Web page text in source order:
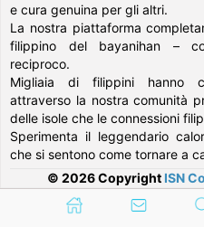
e cura genuina per gli altri.
La nostra piattaforma
filippino del bayanihan –
reciproco.
Migliaia di filippini hanno
attraverso la nostra comunità
delle isole che le connessioni
Sperimenta il leggendario
che si sentono come tornare a
© 2026 Copyright ISN